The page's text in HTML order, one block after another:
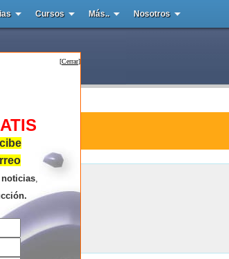
Cursos Más.. Nosotros
Architects
de la búsqueda .
[Cerrar]
noticias,